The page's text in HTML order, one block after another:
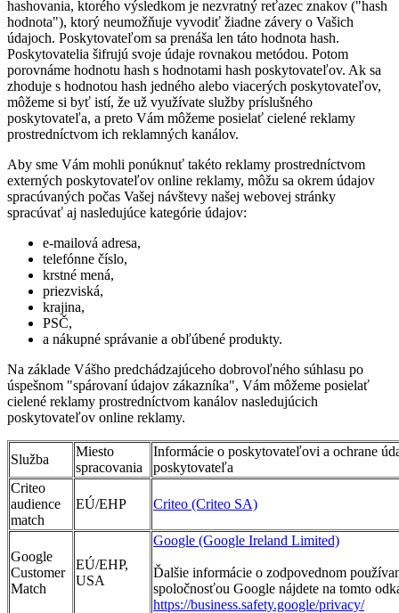
hashovania, ktorého výsledkom je nezvratný reťazec znakov ("hash
hodnota"), ktorý neumožňuje vyvodiť žiadne závery o Vašich
údajoch. Poskytovateľom sa prenáša len táto hodnota hash.
Poskytovatelia šifrujú svoje údaje rovnakou metódou. Potom
porovnáme hodnotu hash s hodnotami hash poskytovateľov. Ak sa
zhoduje s hodnotou hash jedného alebo viacerých poskytovateľov,
môžeme si byť istí, že už využívate služby príslušného
poskytovateľa, a preto Vám môžeme posielať cielené reklamy
prostredníctvom ich reklamných kanálov.
Aby sme Vám mohli ponúknuť takéto reklamy prostredníctvom
externých poskytovateľov online reklamy, môžu sa okrem údajov
spracúvaných počas Vašej návštevy našej webovej stránky
spracúvať aj nasledujúce kategórie údajov:
e-mailová adresa,
telefónne číslo,
krstné mená,
priezviská,
krajina,
PSČ,
a nákupné správanie a obľúbené produkty.
Na základe Vášho predchádzajúceho dobrovoľného súhlasu po
úspešnom "spárovaní údajov zákazníka", Vám môžeme posielať
cielené reklamy prostredníctvom kanálov nasledujúcich
poskytovateľov online reklamy.
Služba
Miesto
spracovania
Informácie o poskytovateľovi a ochrane
poskytovateľa
Criteo
audience
match
EÚ/EHP Criteo (Criteo SA)
Google
Customer
Match
EÚ/EHP,
USA
Google (Google Ireland Limited)
Ďalšie informácie o zodpovednom
spoločnosťou Google nájdete na tomto
https://business.safety.google/privacy/